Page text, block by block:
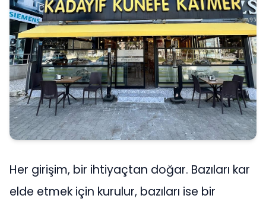
Her girişim, bir ihtiyaçtan doğar. Bazıları kar
elde etmek için kurulur, bazıları ise bir